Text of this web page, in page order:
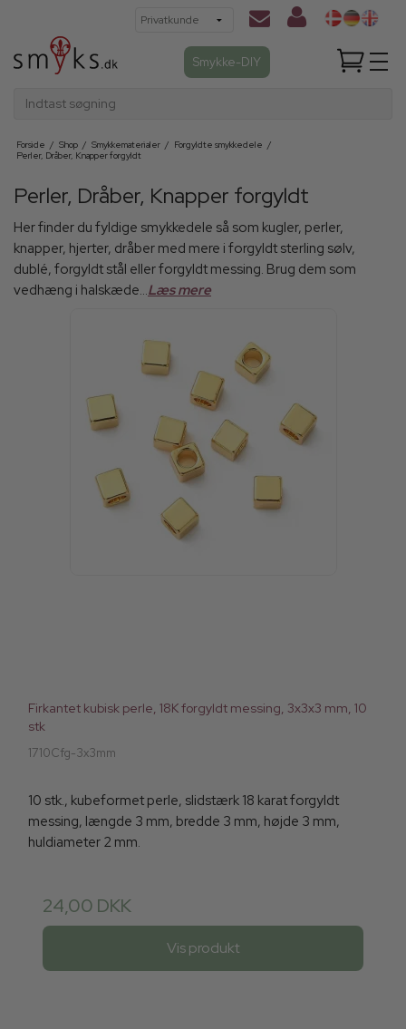
Smykke-DIY
Indtast søgning
Forside / Shop / Smykkematerialer / Forgyldte smykkedele /
Perler, Dråber, Knapper forgyldt
Perler, Dråber, Knapper forgyldt
Her finder du fyldige smykkedele så som kugler, perler,
knapper, hjerter, dråber med mere i forgyldt sterling sølv,
dublé, forgyldt stål eller forgyldt messing. Brug dem som
vedhæng i halskæde...Læs mere
Firkantet kubisk perle, 18K forgyldt messing, 3x3x3 mm, 10
stk
1710Cfg-3x3mm
10 stk., kubeformet perle, slidstærk 18 karat forgyldt
messing, længde 3 mm, bredde 3 mm, højde 3 mm,
huldiameter 2 mm.
24,00 DKK
Vis produkt